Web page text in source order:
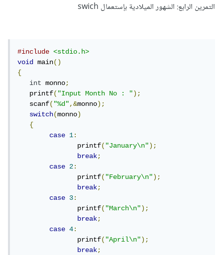
التمرين الرابع: الشهور الميلادية بإستعمال swich
#include
<stdio.h>
void main()
{
int monno;
   printf
("Input Month No : ");
   scanf
("%d",&monno);
switch(monno)
{
case
1:
	       printf
("January\n");
break;
case
2:
	       printf
("February\n");
break;
case
3:
	       printf
("March\n");
break;
case
4:
	       printf
("April\n");
break;